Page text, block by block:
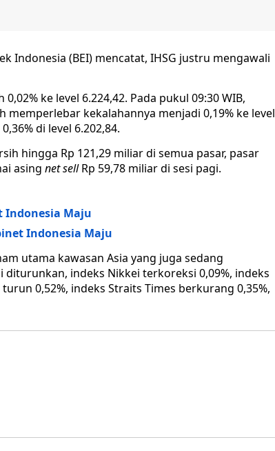
Indonesia (BEI) mencatat, IHSG justru mengawali
ke level 6.224,42. Pada pukul 09:30 WIB,
kekalahannya menjadi 0,19% ke level
di level 6.202,84.
hingga Rp 121,29 miliar di semua pasar, pasar
asing net sellRp 59,78 miliar di sesi pagi.
Indonesia Maju
Indonesia Maju
utama kawasan Asia yang juga sedang
indeks Nikkei terkoreksi 0,09%, indeks
0,52%, indeks Straits Times berkurang 0,35%,